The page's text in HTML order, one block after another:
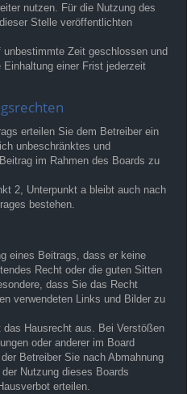
nutzen. Für die Nutzung des
Stelle veröffentlichten
unbestimmte Zeit geschlossen und
einer Frist jederzeit
erteilen Sie dem Betreiber ein
unbeschränktes und
im Rahmen des Boards zu
2, Unterpunkt a bleibt auch nach
bestehen.
eines Beitrags, dass er keine
Recht oder die guten Sitten
dass Sie das Recht
verwendeten Links und Bilder zu
das Hausrecht aus. Bei Verstößen
oder anderer im Board
Betreiber Sie nach Abmahnung
Nutzung dieses Boards
erteilen.